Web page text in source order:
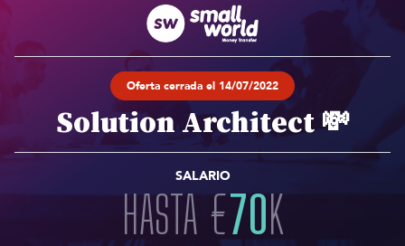
Oferta cerrada el 14/07/2022
Solution Architect 💸
SALARIO
HASTA€70K